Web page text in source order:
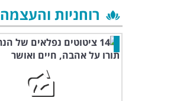
רוחניות והעצמה